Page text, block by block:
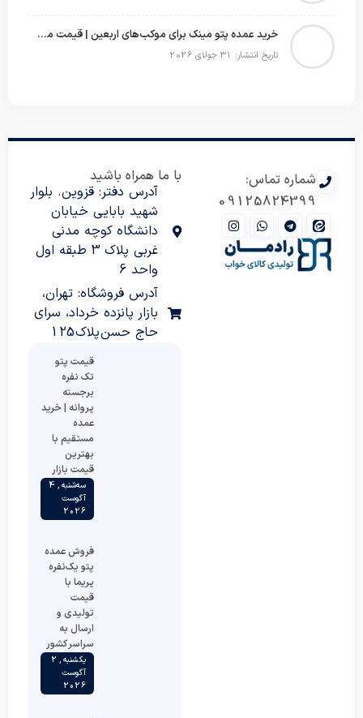
خرید عمده پتو مینک برای موکب‌های اربعین | قیمت مناسب و ارسال سریع
تاریخ انتشار: 31 جولای 2026
شماره تماس:
09125824399
با ما همراه باشید
آدرس دفتر: قزوین. بلوار
شهید بابایی خیابان
دانشگاه کوچه مدنی
غربی پلاک 3 طبقه اول
واحد 6
آدرس فروشگاه: تهران،
بازار پانزده خرداد، سرای
حاج حسن پلاک 125
قیمت پتو
تک نفره
برجسته
پروانه | خرید
عمده
مستقیم با
بهترین
قیمت بازار
سه‌شنبه , 4
آگوست
2026
فروش عمده
پتو یک‌نفره
پریما با
قیمت
تولیدی و
ارسال به
سراسر کشور
یکشنبه , 2
آگوست
2026